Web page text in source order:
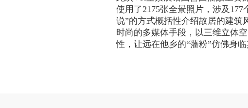
使用了2175张全景照片，涉及
说”的方式概括性介绍故居的建筑
时尚的多媒体手段，以三维立体
性，让远在他乡的“藩粉”仿佛身